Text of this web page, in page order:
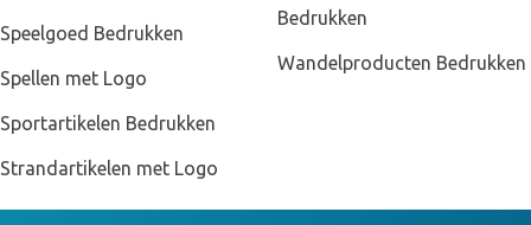
Speelgoed Bedrukken
Spellen met Logo
Sportartikelen Bedrukken
Strandartikelen met Logo
Bedrukken
Wandelproducten Bedrukken